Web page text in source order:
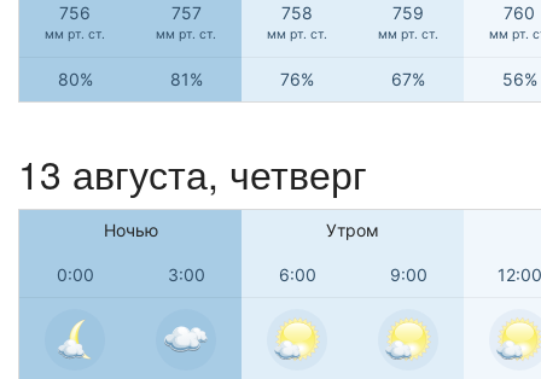
756
мм рт. ст.
757
мм рт. ст.
758
мм рт. ст.
759
мм рт. ст.
760
мм рт.
80% 81% 76% 67% 56%
13 августа, четверг
Ночью Утром
0:00 3:00 6:00 9:00 12:00